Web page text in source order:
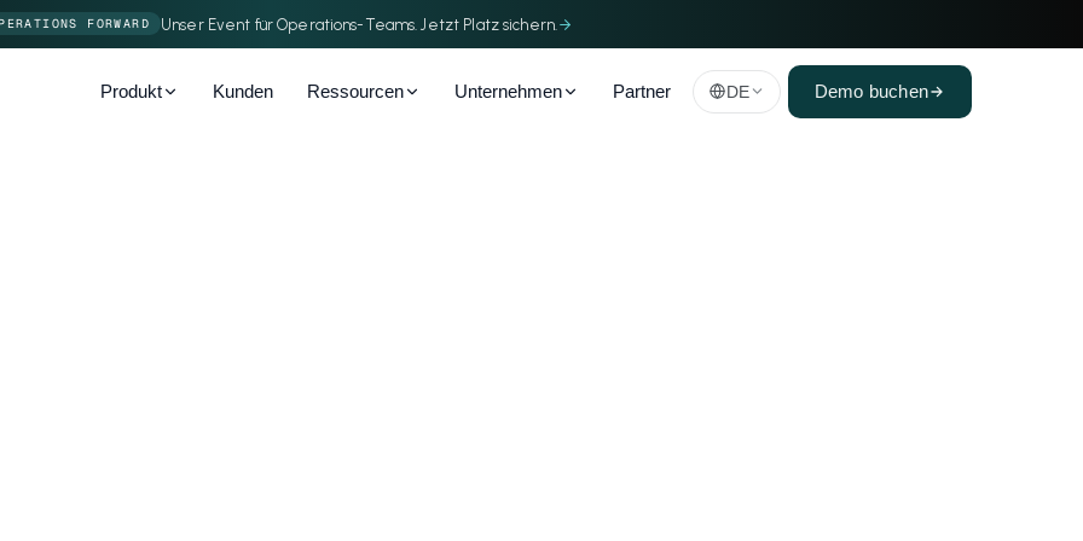
FORWARD Unser Event für Operations-Teams. Jetzt Platz sichern.
Produkt Kunden Ressourcen Unternehmen Partner DE Demo buchen